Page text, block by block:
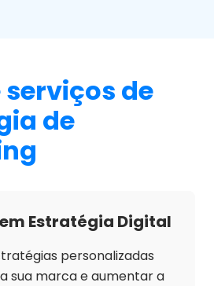
serviços de
de
Estratégia Digital
personalizadas
sua marca e aumentar a